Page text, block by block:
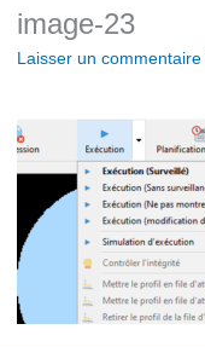
image-23
Laisser un commentaire